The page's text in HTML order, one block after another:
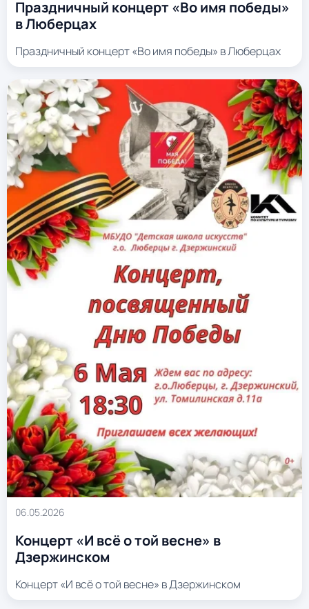
Праздничный концерт «Во имя победы»
в Люберцах
Праздничный концерт «Во имя победы» в Люберцах
06.05.2026
Концерт «И всё о той весне» в
Дзержинском
Концерт «И всё о той весне» в Дзержинском